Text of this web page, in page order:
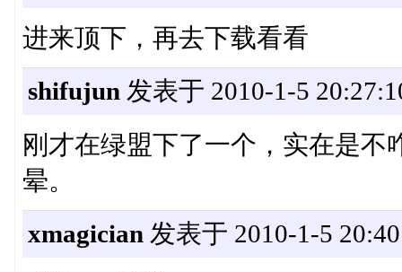
进来顶下，再去下载看看
shifujun 发表于 2010-1-5
刚才在绿盟下了一个，实在是
晕。
xmagician 发表于 2010-1-5